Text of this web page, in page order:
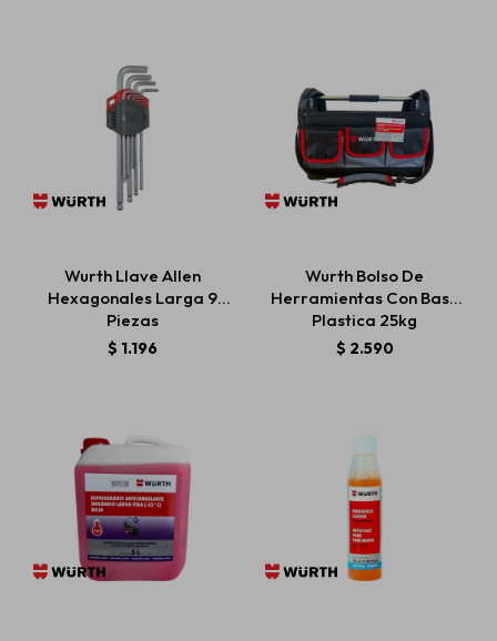
Wurth Llave Allen
Hexagonales Larga 9
Piezas
$ 1.196
Wurth Bolso De
Herramientas Con Base
Plastica 25kg
$ 2.590